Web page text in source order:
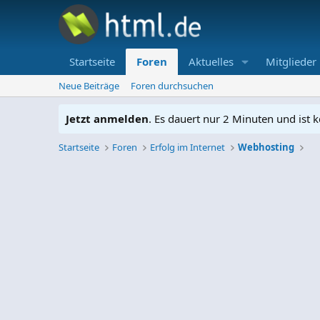
Startseite Foren Aktuelles Mitglieder
Neue Beiträge Foren durchsuchen
Jetzt anmelden. Es dauert nur 2 Minuten und ist
Startseite Foren Erfolg im Internet Webhosting